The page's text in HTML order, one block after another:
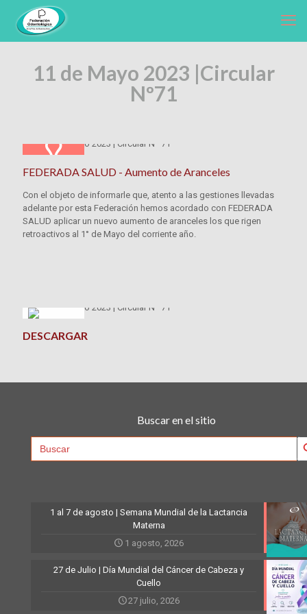
11 de Mayo 2023 |Circular
Nº71
FEDERADA SALUD - Aumento de Aranceles
Con el objeto de informarle que, atento a las gestiones llevadas
adelante por esta Federación hemos acordado con FEDERADA
SALUD aplicar un nuevo aumento de aranceles los que rigen
retroactivos al 1° de Mayo del corriente año.
DESCARGAR
Buscar en el sitio
Search
1 al 7 de agosto | Semana Mundial de la Lactancia
Materna
1 agosto, 2026
27 de Julio | Día Mundial del Cáncer de Cabeza y
Cuello
27 julio, 2026